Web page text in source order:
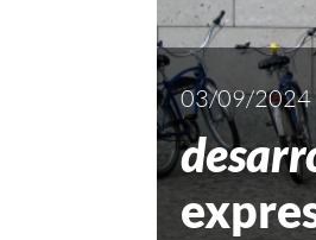
03/09/2024